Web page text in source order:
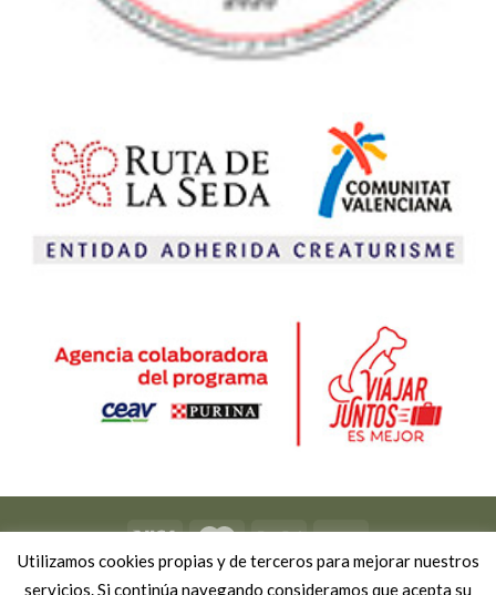
Viviendo Experiencias -
Política de privacidad
Utilizamos cookies propias y de terceros para mejorar nuestros
servicios. Si continúa navegando consideramos que acepta su